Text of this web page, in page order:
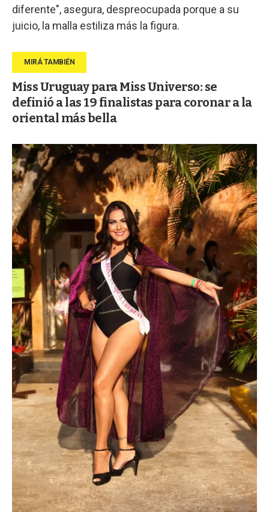
diferente", asegura, despreocupada porque a su
juicio, la malla estiliza más la figura.
Miss Uruguay para Miss Universo: se
definió a las 19 finalistas para coronar a la
oriental más bella